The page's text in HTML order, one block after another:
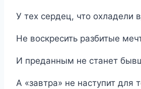
У тех сердец, что охладели
Не воскресить разбитые
И преданным не станет
А «завтра» не наступит для